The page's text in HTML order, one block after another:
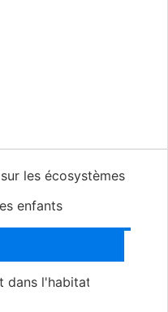
les écosystèmes
enfants
dans l'habitat